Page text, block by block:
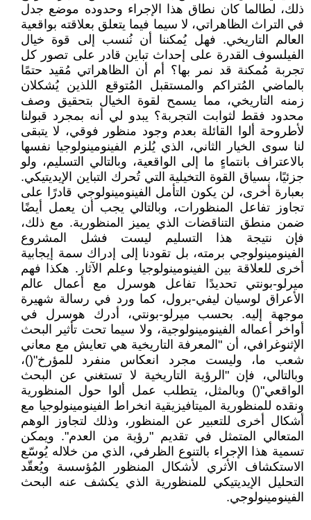
ذلك، لطالما كان نطاق هذا الإجراء وحدوده موضع جدل
في التراث الظاهراتي، لا سيما فيما يتعلق بعلاقته بواقعية
العالم التاريخي. فهل يُمكننا أن نُنسب إلى قوة خيال
الفيلسوف القدرة على إحداث تباين قادر على تصور كل
تجربة مُمكنة قد نمر بها؟ أم أن الظاهراتي مُقيد حتمًا
بالماضي المُتراكم والمستقبل المُتوقع اللذين يُشكلان
زمنه التاريخي، مما يسمح لقوة الخيال بتحقيق وصف
محدود فقط لثوابت التجربة؟ يبدو لي أنه بمجرد قبولنا
لأطروحة ألوا القائلة بعدم وجود منظور فوقي، لا يتبقى
لنا سوى الخيار الثاني، الذي يُلزم الفينومينولوجيا نفسها
بالاعتراف بانتماءٍ ما إلى الواقعية، وبالتالي التسليم، ولو
جزئيًا، بسياق القوة التخيلية التي تُحرك التباين الإيديتيكي.
بعبارة أخرى، لن يكون التأمل الفينومينولوجي قادرًا على
تجاوز تفاعل المنظورات، وبالتالي يجب أن يعمل أيضًا
ضمن منطق التناقضات الذي يميز المنظورية. مع ذلك،
فإن نتيجة هذا التسليم ليست فشل المشروع
الفينومينولوجي برمته، بل تقودنا إلى إدراك سمة إيجابية
أخرى للعلاقة بين الفينومينولوجيا وعلم الآثار. هكذا فهم
ميرلو-بونتي تحديدًا تفاعل هوسرل مع أعمال عالم
الأعراق لوسيان ليفي-برول، كما ورد في رسالة شهيرة
موجهة إليه. بحسب ميرلو-بونتي، أدرك هوسرل في
أواخر أعماله الفينومينولوجية، ولا سيما تحت تأثير البحث
الإثنوغرافي، أن "المعرفة التاريخية هي تعايش مع معاني
شعب ما، وليست مجرد انعكاس منفرد للمؤرخ"()،
وبالتالي، فإن "الرؤية التاريخية لا تستغني عن البحث
الواقعي"() وبالمثل، يتطلب عمل ألوا حول المنظورية
ونقده للمنظورية الميتافيزيقية انخراط الفينومينولوجيا مع
أشكال أخرى للتعبير عن المنظور، وذلك لتجاوز الوهم
المتعالي المتمثل في تقديم "رؤية من العدم". ويمكن
تسمية هذا الإجراء بالتنوع الظرفي، الذي من خلاله يُوسّع
الاستكشاف الأثري لأشكال المنظور المُؤسسة ويُعقّد
التحليل الإيديتيكي للمنظورية الذي يكشف عنه البحث
الفينومينولوجي.